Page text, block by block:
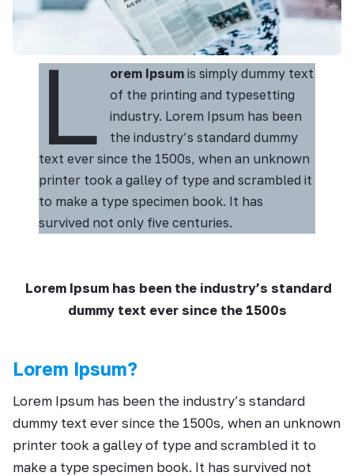
L orem Ipsumis simply dummy text
of the printing and typesetting
industry. Lorem Ipsum has been
the industry’s standard dummy
text ever since the 1500s, when an unknown
printer took a galley of type and scrambled it
to make a type specimen book. It has
survived not only five centuries.
Lorem Ipsum has been the industry’s standard
dummy text ever since the 1500s
Lorem Ipsum?
Lorem Ipsum has been the industry’s standard
dummy text ever since the 1500s, when an unknown
printer took a galley of type and scrambled it to
make a type specimen book. It has survived not